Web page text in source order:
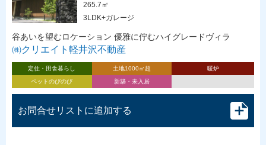
265.7㎡
3LDK+ガレージ
谷あいを望むロケーション 優雅に佇むハイグレードヴィラ
㈱クリエイト軽井沢不動産
定住・田舎暮らし 土地1000㎡超
暖炉
ペットのびのび
新築・未入居
お問合せリストに追加する